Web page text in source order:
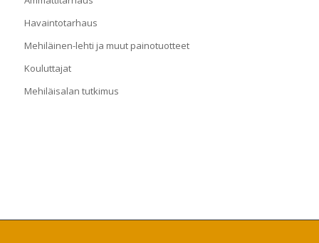
Havaintotarhaus
Mehiläinen-lehti ja muut painotuotteet
Kouluttajat
Mehiläisalan tutkimus